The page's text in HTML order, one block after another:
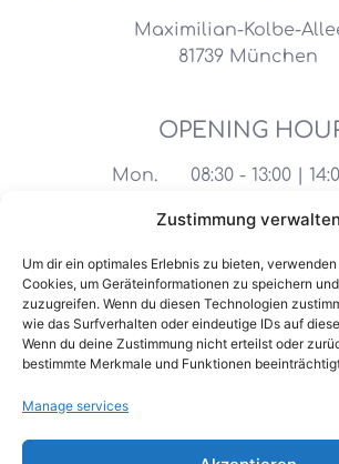
Zustimmung verwalten
Um dir ein optimales Erlebnis zu bieten,
Cookies, um Geräteinformationen zu speichern
zuzugreifen. Wenn du diesen Technologien
wie das Surfverhalten oder eindeutige IDs auf
Wenn du deine Zustimmung nicht erteilst oder
bestimmte Merkmale und Funktionen
Manage services
Maximilian-Kolbe-
81739 München
OPENING
Mon.
08:30 - 13:00 |
08:30 - 13:00 |
Thu.
08:30 - 13:00 |
Fri.
08:30 - 14:00